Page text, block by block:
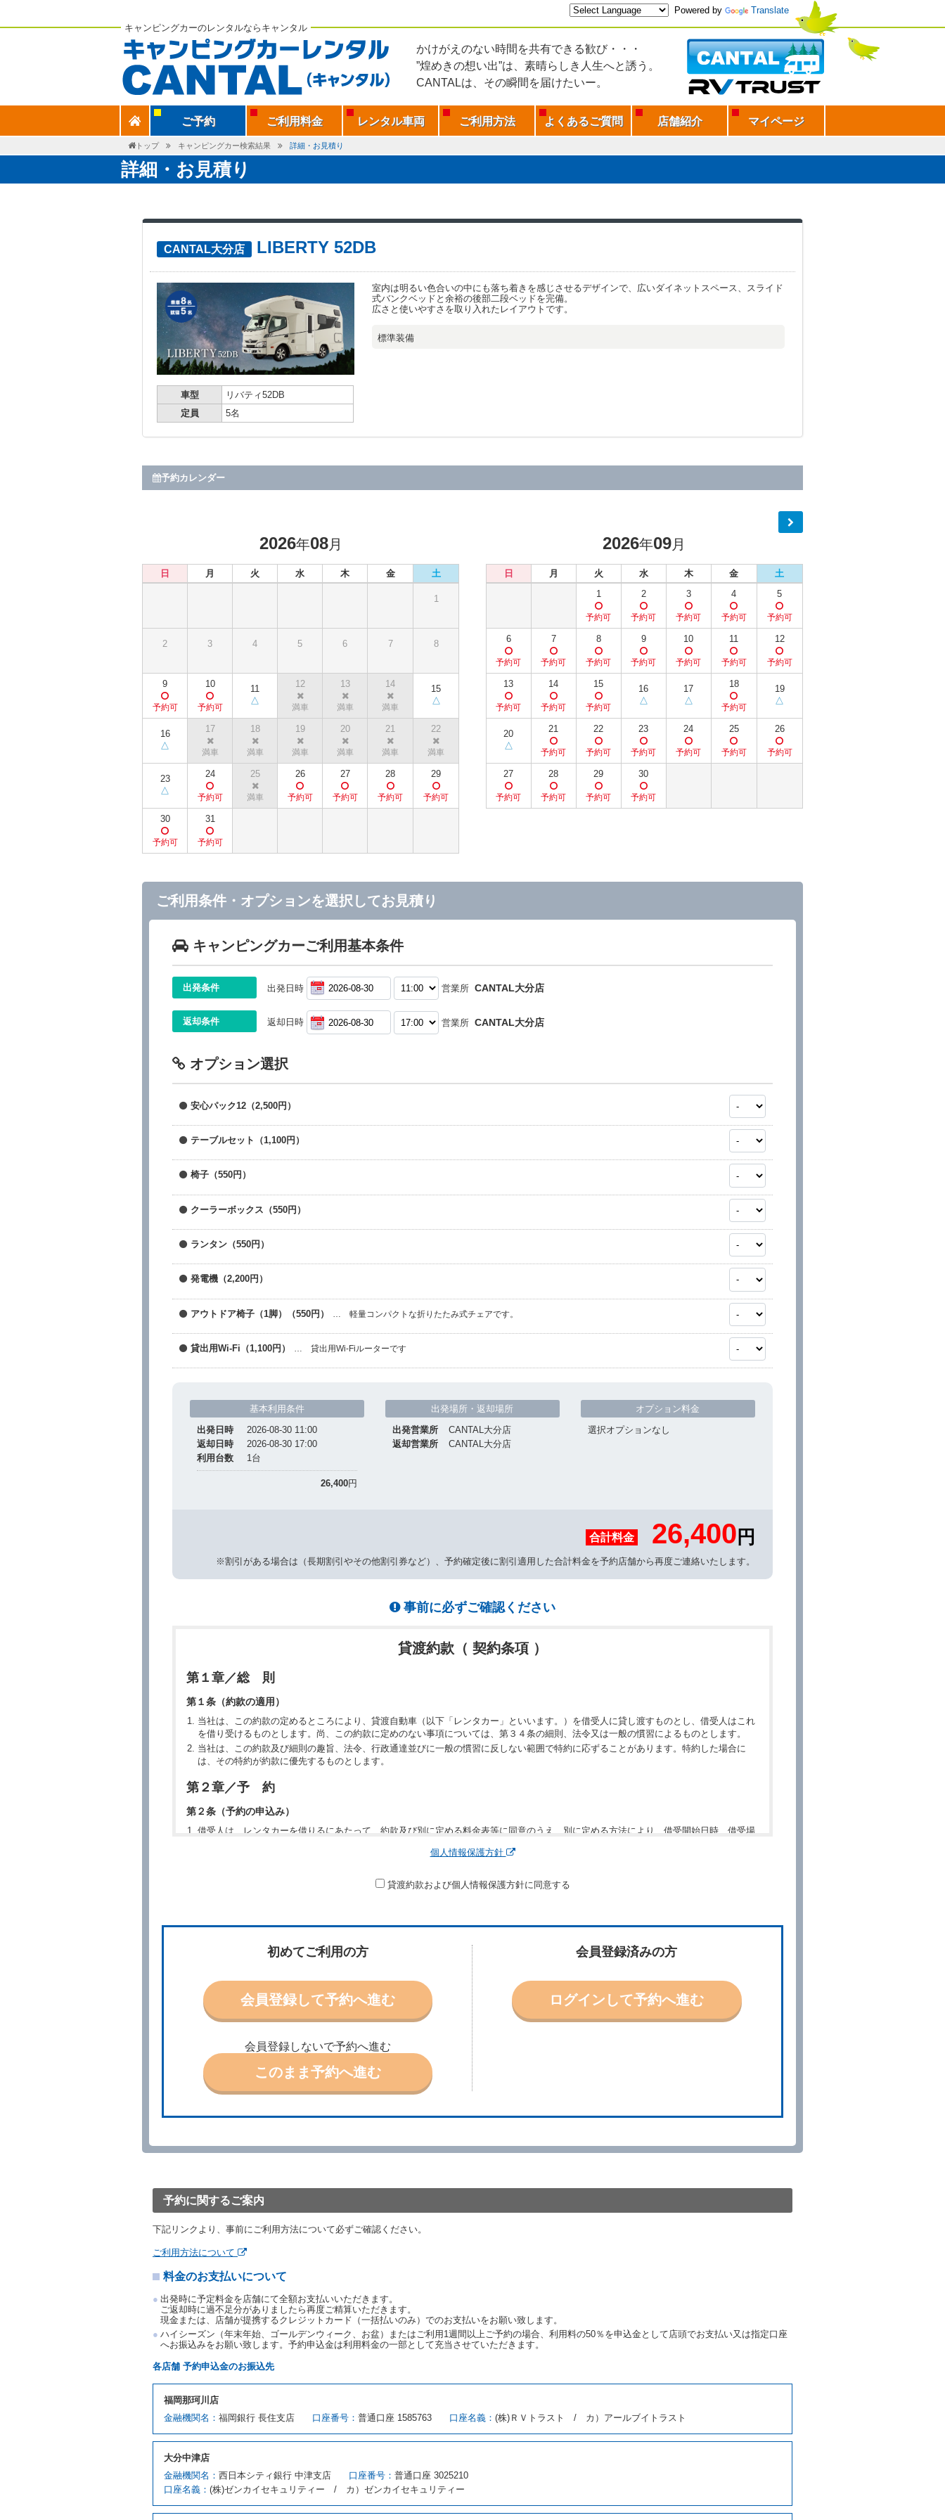
キャンピングカーのレンタルならキャンタル
かけがえのない時間を共有できる歓び・・・
”煌めきの想い出”は、素晴らしき人生へと誘う。
CANTALは、その瞬間を届けたいー。
Powered by Translate
ご予約 ご利用料金 レンタル車両 ご利用方法 よくあるご質問 店舗紹介 マイページ
トップ キャンピングカー検索結果 詳細・お見積り
詳細・お見積り
CANTAL大分店 LIBERTY 52DB
車型
リバティ52DB
定員
5名
室内は明るい色合いの中にも落ち着きを感じさせるデザインで、広いダイネットスペース、スライド
式バンクベッドと余裕の後部二段ベッドを完備。
広さと使いやすさを取り入れたレイアウトです。
標準装備
予約カレンダー
2026年08月
日 月 火 水 木 金 土
1
2 3 4 5 6 7 8
9 10 11 12 13 14 15
16 17 18 19 20 21 22
23 24 25 26 27 28 29
30 31
2026年09月
日 月 火 水 木 金
土
1
2 3 4 5
6 7 8 9 10 11 12
13 14 15 16 17 18 19
20 21 22 23 24 25 26
27 28 29 30
ご利用条件・オプションを選択してお見積り
キャンピングカーご利用基本条件
出発条件 出発日時 営業所 CANTAL大分店
返却条件 返却日時 営業所 CANTAL大分店
オプション選択
安心パック12（2,500円）
テーブルセット（1,100円）
椅子（550円）
クーラーボックス（550円）
ランタン（550円）
発電機（2,200円）
アウトドア椅子（1脚）（550円） … 軽量コンパクトな折りたたみ式チェアです。
貸出用Wi-Fi（1,100円） … 貸出用Wi-Fiルーターです
基本利用条件
出発日時
2026-08-30 11:00
返却日時
2026-08-30 17:00
利用台数
1台
26,400円
出発場所・返却場所
出発営業所
CANTAL大分店
返却営業所
CANTAL大分店
オプション料金
選択オプションなし
合計料金 26,400 円
※割引がある場合は（長期割引やその他割引券など）、予約確定後に割引適用した合計料金を予約店舗から再度ご連絡いたします。
事前に必ずご確認ください
貸渡約款（ 契約条項 ）
第１章／総 則
第１条（約款の適用）
当社は、この約款の定めるところにより、貸渡自動車（以下「レンタカー」といいます。）を借受人に貸し渡すものとし、借受人はこれ
を借り受けるものとします。尚、この約款に定めのない事項については、第３４条の細則、法令又は一般の慣習によるものとします。
当社は、この約款及び細則の趣旨、法令、行政通達並びに一般の慣習に反しない範囲で特約に応ずることがあります。特約した場合に
は、その特約が約款に優先するものとします。
第２章／予 約
第２条（予約の申込み）
借受人は、レンタカーを借りるにあたって、約款及び別に定める料金表等に同意のうえ、別に定める方法により、借受開始日時、借受場
予約の申込みを行うことができます。なお、当社は、電話連絡並びに電子メールによる予約に応じますが、予約内容と実際に相違があっ
当社は、借受人から予約の申込みがあったときは、原則として、当社の保有するレンタカーの範囲内で予約に応ずるものとします。この
第４条（予約の取消し等）
借受人は、別に定める方法により予約を取り消すことができます。
借受人が、借受人の都合により予約した借受開始時刻を１時間以上経過してもレンタカー貸渡契約（以下「貸渡契約」といいます。）締
結手続きに着手しなかったときは、予約が取り消されたものとします。
前２項の場合、借受人は、別に定めるところにより予約取消手数料を当社に支払うものとし、当社は、この予約取消手数料の支払いがあ
ったときは、受領済の予約申込金を借受人に返還するものとします。
当社の都合により、予約が取り消されたとき、又は貸渡契約が締結されなかったときは、当社は受領済の予約申込金を返還するものとし
ます。
事故、盗難、不返還、リコール、天災その他の借受人若しくは当社のいずれの責にもよらない事由により貸渡契約が締結されなかったと
きは、予約は取り消されたものとします。この場合、当社は受領済の予約申込金を返還するものとします。
借受人が前項の申入れを承諾したときは、当社は車種クラスを除き予約時と同一の借受条件でレンタカー提携先の代替レンタカーを貸し
とします。
借受人は、第１項の代替レンタカーの貸渡しの申入れを拒絶し、予約を取り消すことができるものとします。
り扱い、当社は受領済の予約申込金を返還するものとします。
取り扱い、当社は受領済の予約申込金を返還するものとします。
第６条（免責）
当社及び借受人は、予約が取り消され、又は貸渡契約が締結されなかったことについて、第４条及び第５条に定める場合を除き、相互に
何らの請求をしないものとします。
第３章／貸 渡 し
該当する場合を除きます。
貸渡契約を締結した場合、借受人は当社に第１0条第１項に定める貸渡料金を支払うものとします。
運転者は、貸渡契約の締結にあたり、約款及び細則で運転者の義務と定められた事項を遵守するものとします。
許の種類及び運転免許証（注２）の番号を記載し、又は運転者の運転免許証の写しを添付するため、貸渡契約の締結にあたり、借受人に
対し、借受人の指定する運転者（以下「運転者」といいます。）の運転免許証の提示を求めるほか、その写しの提出を求めることがあり
ます。この場合、借受人は、自己が運転者であるときは自己の運転免許証を提示し、
許証を提示
注１）監督官庁の基本通達とは、国土交通省自動車交通局長通達「レンタカーに関する基本通達」（自旅第138号 平成7年6月13日）の
個人情報保護方針
貸渡約款および個人情報保護方針に同意する
初めてご利用の方
会員登録して予約へ進む
会員登録しないで予約へ進む
このまま予約へ進む
会員登録済みの方
ログインして予約へ進む
予約に関するご案内
下記リンクより、事前にご利用方法について必ずご確認ください。
ご利用方法について
料金のお支払いについて
出発時に予定料金を店舗にて全額お支払いいただきます。
ご返却時に過不足分がありましたら再度ご精算いただきます。
現金または、店舗が提携するクレジットカード（一括払いのみ）でのお支払いをお願い致します。
ハイシーズン（年末年始、ゴールデンウィーク、お盆）またはご利用1週間以上ご予約の場合、利用料の50％を申込金として店頭でお支払い又は指定口座
へお振込みをお願い致します。予約申込金は利用料金の一部として充当させていただきます。
各店舗 予約申込金のお振込先
福岡那珂川店
金融機関名： 福岡銀行 長住支店 口座番号： 普通口座 1585763 口座名義： (株)ＲＶトラスト / カ）アールブイトラスト
大分中津店
金融機関名： 西日本シティ銀行 中津支店 口座番号： 普通口座 3025210
口座名義： (株)ゼンカイセキュリティー / カ）ゼンカイセキュリティー